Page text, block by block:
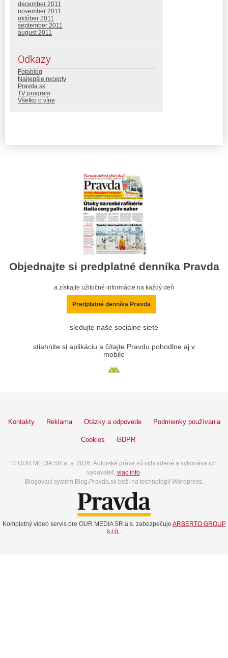
december 2011
november 2011
október 2011
september 2011
august 2011
Odkazy
Fotoblog
Najlepšie recepty
Pravda.sk
TV program
Všetko o víne
Objednajte si predplatné denníka Pravda
a získajte užitočné informácie na každý deň
Predplatné denníka Pravda
sledujte naše sociálne siete
stiahnite si aplikáciu a čítajte Pravdu pohodlne aj v
mobile
Kontakty Reklama Otázky a odpovede Podmienky používania
Cookies GDPR
© OUR MEDIA SR a. s. 2026. Autorské práva sú vyhradené a vykonáva ich
vydavateľ, viac info.
Blogovací systém Blog.Pravda.sk beží na technológií Wordpress.
Kompletný video servis pre OUR MEDIA SR a.s. zabezpečuje ARBERTO GROUP
s.r.o..